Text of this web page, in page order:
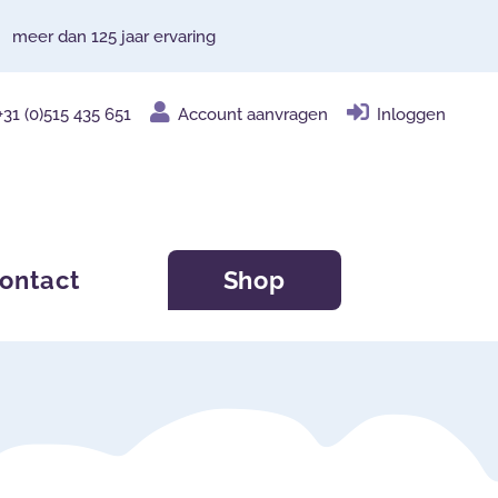
meer dan 125 jaar ervaring
(0)515 435 651 Account aanvragen Inloggen
Shop